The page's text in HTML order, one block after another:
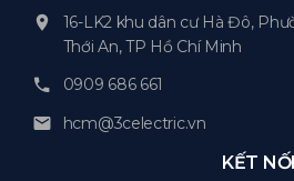
16-LK2 khu dân cư Hà Đô,
Thới An, TP Hồ Chí Minh
0909 686 661
hcm@3celectric.vn
KẾT